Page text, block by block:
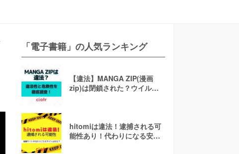
「電子書籍」の人気ランキング
【違法】MANGA ZIP(漫画
zip)は閉鎖された？ウイルス
hitomiは違法！逮捕される可
能性あり！代わりになる安全